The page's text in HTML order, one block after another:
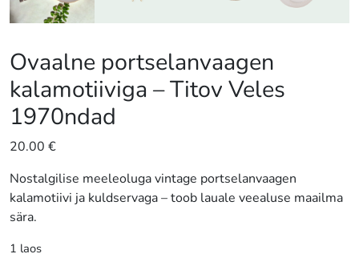
Ovaalne portselanvaagen
kalamotiiviga – Titov Veles
1970ndad
20.00 €
Nostalgilise meeleoluga vintage portselanvaagen
kalamotiivi ja kuldservaga – toob lauale veealuse maailma
sära.
1 laos